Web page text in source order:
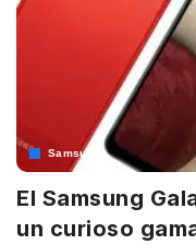
Samsung
El Samsung
un curioso